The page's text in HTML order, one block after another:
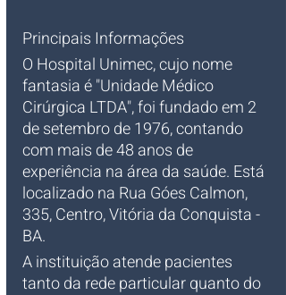
Principais Informações
O Hospital Unimec, cujo nome
fantasia é "Unidade Médico
Cirúrgica LTDA", foi fundado em 2
de setembro de 1976, contando
com mais de 48 anos de
experiência na área da saúde. Está
localizado na Rua Góes Calmon,
335, Centro, Vitória da Conquista -
BA.
A instituição atende pacientes
tanto da rede particular quanto do